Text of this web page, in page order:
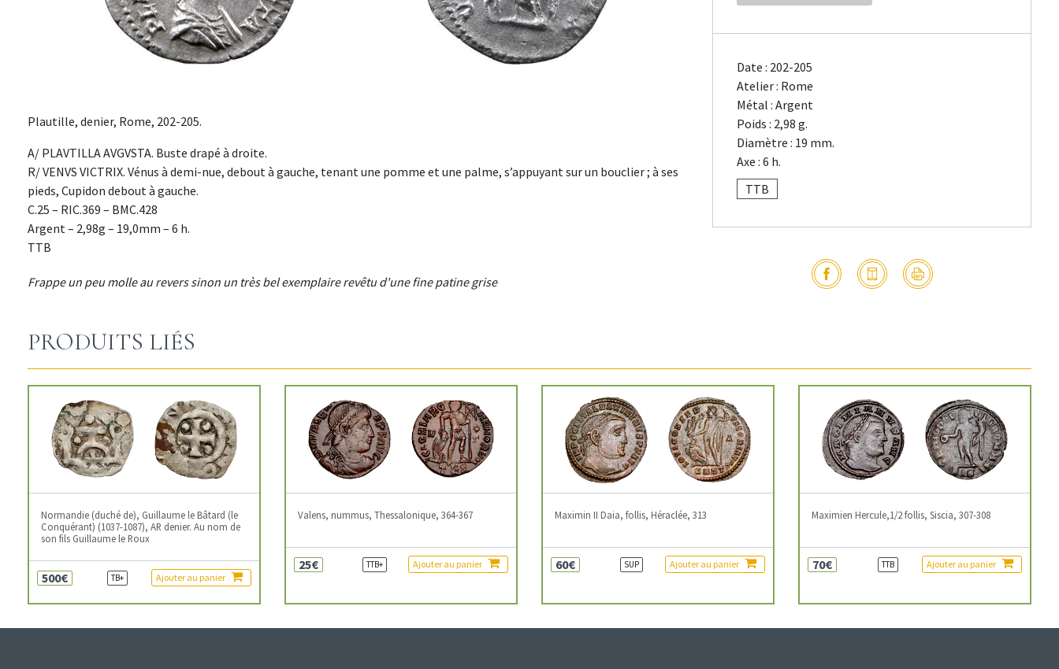
Plautille, denier, Rome, 202-205.
A/ PLAVTILLA AVGVSTA. Buste drapé à droite.
R/ VENVS VICTRIX. Vénus à demi-nue, debout à gauche, tenant une pomme et une palme, s’appuyant sur un bouclier ; à ses
pieds, Cupidon debout à gauche.
C.25 – RIC.369 – BMC.428
Argent – 2,98g – 19,0mm – 6 h.
TTB
Frappe un peu molle au revers sinon un très bel exemplaire revêtu d'une fine patine grise
Date : 202-205
Atelier : Rome
Métal : Argent
Poids : 2,98 g.
Diamètre : 19 mm.
Axe : 6 h.
TTB
PRODUITS LIÉS
Normandie (duché de), Guillaume le Bâtard (le
Conquérant) (1037-1087), AR denier. Au nom de
son fils Guillaume le Roux
500€ TB+ Ajouter au panier
Valens, nummus, Thessalonique, 364-367
25€ TTB+ Ajouter au panier
Maximin II Daia, follis, Héraclée, 313
60€ SUP Ajouter au panier
Maximien Hercule,1/2 follis, Siscia, 307-308
70€ TTB Ajouter au panier